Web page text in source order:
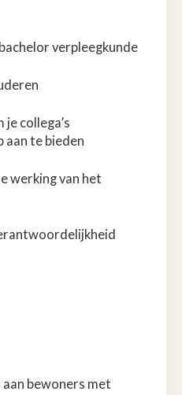
verpleegkunde
collega’s
aan te bieden
werking van het
bewoners met